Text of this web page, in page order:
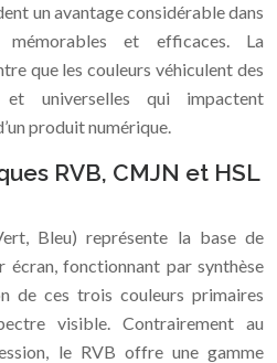
un avantage considérable dans
mémorables et efficaces. La
que les couleurs véhiculent des
et universelles qui impactent
produit numérique.
RVB, CMJN et HSL
Bleu) représente la base de
écran, fonctionnant par synthèse
de ces trois couleurs primaires
visible. Contrairement au
le RVB offre une gamme